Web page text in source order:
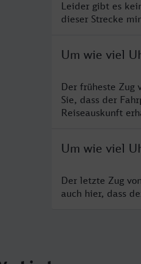
Leider gibt es
dieser Strecke
Um wie viel
Der früheste Zug
Sie, dass der
Reiseauskunft
Um wie viel
Der letzte Zug
auch hier, dass